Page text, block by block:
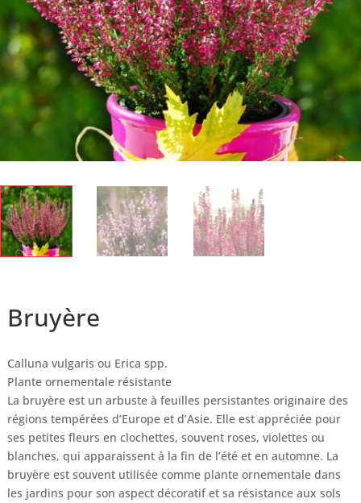
Bruyère
Calluna vulgaris ou Erica spp.
Plante ornementale résistante
La bruyère est un arbuste à feuilles persistantes originaire des
régions tempérées d’Europe et d’Asie. Elle est appréciée pour
ses petites fleurs en clochettes, souvent roses, violettes ou
blanches, qui apparaissent à la fin de l’été et en automne. La
bruyère est souvent utilisée comme plante ornementale dans
les jardins pour son aspect décoratif et sa résistance aux sols